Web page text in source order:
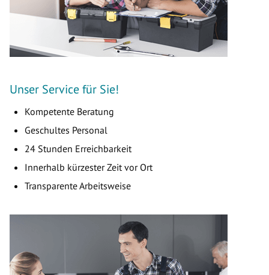
Unser Service für Sie!
Kompetente Beratung
Geschultes Personal
24 Stunden Erreichbarkeit
Innerhalb kürzester Zeit vor Ort
Transparente Arbeitsweise